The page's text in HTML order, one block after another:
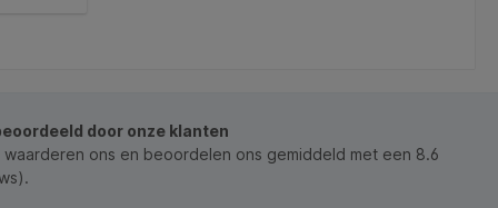
van
Europa
door onze klanten
waarderen ons en beoordelen ons gemiddeld met een 8.6